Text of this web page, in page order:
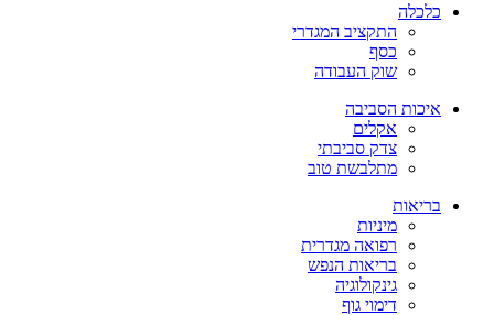
כלכלה
התקציב המגדרי
כסף
שוק העבודה
איכות הסביבה
אקלים
צדק סביבתי
מתלבשת טוב
בריאות
מיניות
רפואה מגדרית
בריאות הנפש
גינקולוגיה
דימוי גוף